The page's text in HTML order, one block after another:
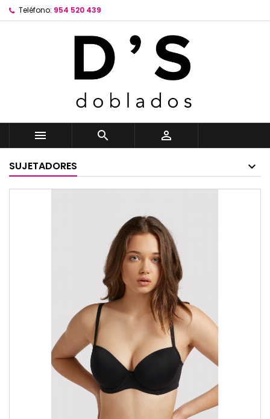
Teléfono: 954 520 439
  
SUJETADORES